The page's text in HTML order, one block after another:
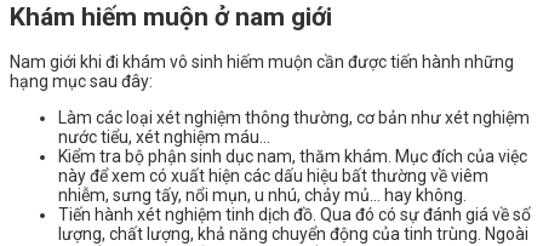
Khám hiếm muộn ở nam giới
Nam giới khi đi khám vô sinh hiếm muộn cần được tiến hành những
hạng mục sau đây:
Làm các loại xét nghiệm thông thường, cơ bản như xét nghiệm
nước tiểu, xét nghiệm máu…
Kiểm tra bộ phận sinh dục nam, thăm khám. Mục đích của việc
này để xem có xuất hiện các dấu hiệu bất thường về viêm
nhiễm, sưng tấy, nổi mụn, u nhú, chảy mủ… hay không.
Tiến hành xét nghiệm tinh dịch đồ. Qua đó có sự đánh giá về số
lượng, chất lượng, khả năng chuyển động của tinh trùng. Ngoài